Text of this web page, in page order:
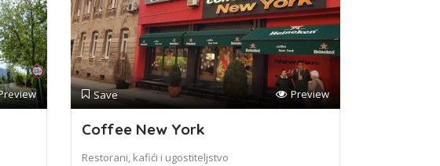
Save Preview
Coffee New York
Restorani, kafići i ugostiteljstvo